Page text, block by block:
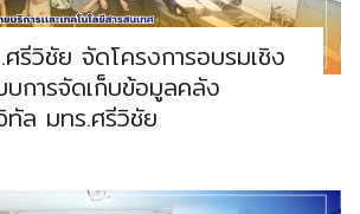
รีวิชัย จัดโครงการอบรมเชิง
บการจัดเก็บข้อมูลคลัง
ทัล มทร.ศรีวิชัย